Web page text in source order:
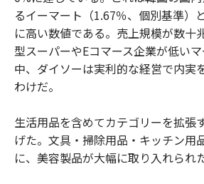
るイーマート（1.67％、個別基準）
に高い数値である。売上規模が数十
型スーパーやEコマース企業が低い
中、ダイソーは実利的な経営で内実
わけだ。
生活用品を含めてカテゴリーを拡張
げた。文具・掃除用品・キッチン用
に、美容製品が大幅に取り入れられた